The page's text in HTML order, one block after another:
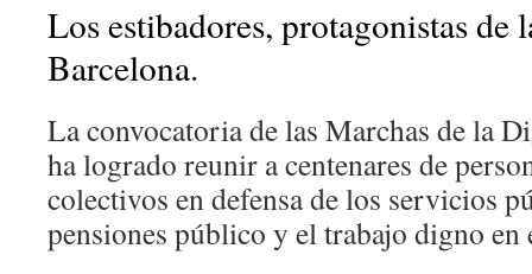
Los estibadores, protagonistas de
Barcelona.
La convocatoria de las Marchas de la
ha logrado reunir a centenares de
colectivos en defensa de los servicios
pensiones público y el trabajo digno en